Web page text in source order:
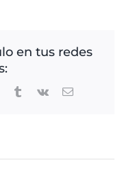
en tus redes
TumblrVk
Correo